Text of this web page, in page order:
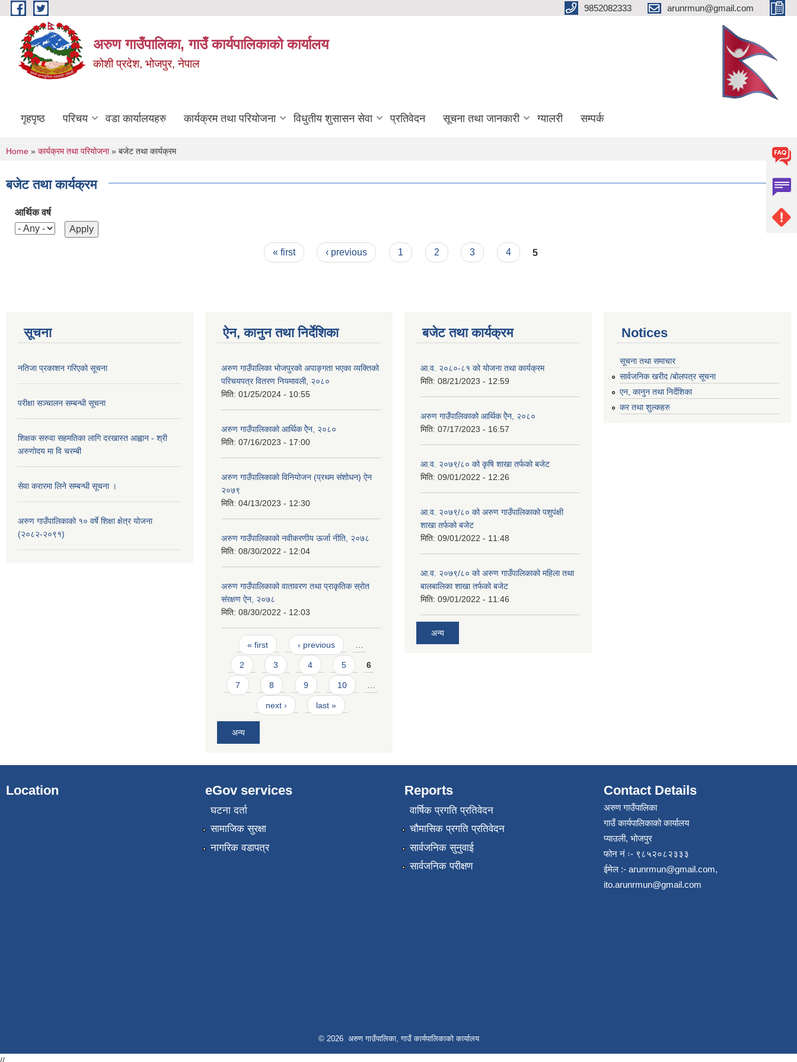
Skip to main content 9852082333 arunrmun@gmail.com
अरुण गाउँपालिका, गाउँ कार्यपालिकाको कार्यालय
कोशी प्रदेश, भोजपुर, नेपाल
गृहपृष्ठ परिचय वडा कार्यालयहरु कार्यक्रम तथा परियोजना विधुतीय शुसासन सेवा प्रतिवेदन सूचना तथा जानकारी ग्यालरी सम्पर्क
You are here
Home » कार्यक्रम तथा परियोजना» बजेट तथा कार्यक्रम
बजेट तथा कार्यक्रम
आर्थिक वर्ष
« first ‹ previous 1 2 3 4 5
सूचना
नतिजा प्रकाशन गरिएको सूचना
परीक्षा सञ्चालन सम्बन्धी सूचना
शिक्षक सरुवा सहमतिका लागि दरखास्त आह्वान - श्री
अरुणोदय मा वि चरम्बी
सेवा करारमा लिने सम्बन्धी सूचना ।
अरुण गाउँपालिकाको १० वर्षे शिक्षा क्षेत्र योजना
(२०८२-२०९१)
ऐन, कानुन तथा निर्देशिका
अरुण गाउँपालिका भोजपुरको अपाङ्गता भएका व्यक्तिको
परिचयपत्र वितरण नियमावली, २०८०
मिति: 01/25/2024 - 10:55
अरुण गाउँपालिकाको आर्थिक ऐेन, २०८०
मिति: 07/16/2023 - 17:00
अरुण गाउँपालिकाको विनियोजन (प्रथम संशोधन) ऐन
२०७९
मिति: 04/13/2023 - 12:30
अरुण गाउँपालिकाको नवीकरणीय ऊर्जा नीति, २०७८
मिति: 08/30/2022 - 12:04
अरुण गाउँपालिकाको वातावरण तथा प्राकृतिक स्रोत
संरक्षण ऐन, २०७८
मिति: 08/30/2022 - 12:03
Pages
« first ‹ previous
2 3 4 5 6
7 8 9 10
next › last »
अन्य
बजेट तथा कार्यक्रम
आ.व. २०८०-८१ को योजना तथा कार्यक्रम
मिति: 08/21/2023 - 12:59
अरुण गाउँपालिकाको आर्थिक ऐेन, २०८०
मिति: 07/17/2023 - 16:57
आ.व. २०७९/८० को कृषि शाखा तर्फको बजेट
मिति: 09/01/2022 - 12:26
आ.व. २०७९/८० को अरुण गाउँपालिकाको पशुपंक्षी
शाखा तर्फको बजेट
मिति: 09/01/2022 - 11:48
आ.व. २०७९/८० को अरुण गाउँपालिकाको महिला तथा
बालबालिका शाखा तर्फको बजेट
मिति: 09/01/2022 - 11:46
अन्य
Notices
सूचना तथा समाचार
सार्वजनिक खरीद /बोलपत्र सूचना
एन, कानुन तथा निर्देशिका
कर तथा शुल्कहरु
Location eGov services
घटना दर्ता
सामाजिक सुरक्षा
नागरिक वडापत्र
Reports
वार्षिक प्रगति प्रतिवेदन
चौमासिक प्रगति प्रतिवेदन
सार्वजनिक सुनुवाई
सार्वजनिक परीक्षण
Contact Details
अरुण गाउँपालिका
गाउँ कार्यपालिकाको कार्यालय
प्याउली, भोजपुर
फोन नं ः- ९८५२०८२३३३
ईमेल :- arunrmun@gmail.com,
ito.arunrmun@gmail.com
© 2026 अरुण गाउँपालिका, गाउँ कार्यपालिकाको कार्यालय